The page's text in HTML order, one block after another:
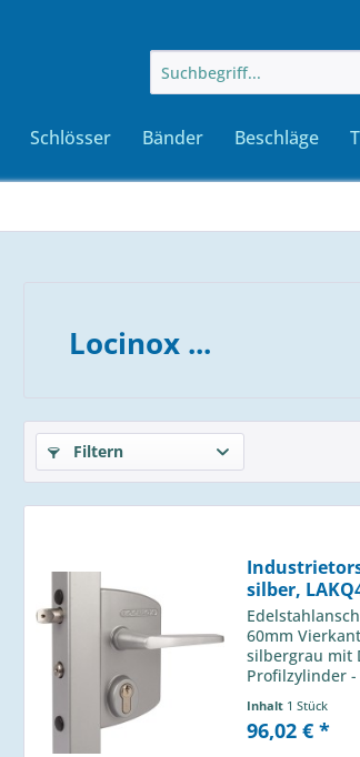
Schlösser Bänder Beschläge
Locinox ...
Filtern
silber,
60mm
silbergrau mit
Profilzylinder
1-touriger
Hub -
Inhalt 1 Stück
96,02 € *